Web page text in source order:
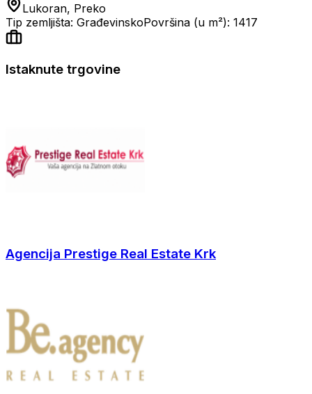
Lukoran, Preko
Tip zemljišta: GrađevinskoPovršina (u m²): 1417
Istaknute trgovine
Agencija Prestige Real Estate Krk